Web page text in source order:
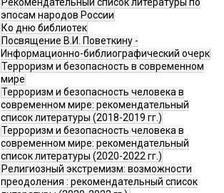
Рекомендательный список литературы по
эпосам народов России
Ко дню библиотек
Посвящение В.И. Поветкину -
Информационно-библиографический очерк
Терроризм и безопасность в современном
мире
Терроризм и безопасность человека в
современном мире: рекомендательный
список литературы (2018-2019 гг.)
Терроризм и безопасность человека в
современном мире: рекомендательный
список литературы (2020-2022 гг.)
Религиозный экстремизм: возможности
преодоления : рекомендательный список